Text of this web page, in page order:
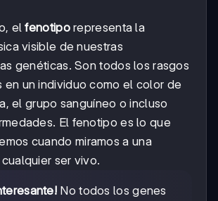
elfenotiporepresenta la
visible de nuestras
genéticas. Son todos los rasgos
en un individuo como el color de
el grupo sanguíneo o incluso
El fenotipo es lo que
cuando miramos a una
ser vivo.
No todos los genes